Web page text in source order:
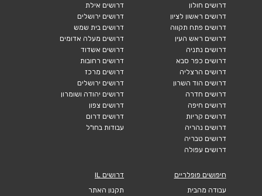
דרושים חולון
דרושים ראשון לציון
דרושים פתח תקווה
דרושים ראש העין
דרושים נתניה
דרושים כפר סבא
דרושים הרצליה
דרושים הוד השרון
דרושים חדרה
דרושים חיפה
דרושים קריות
דרושים נהריה
דרושים טבריה
דרושים עפולה
דרושים אילת
דרושים ירושלים
דרושים בית שמש
דרושים מעלה אדומים
דרושים אשדוד
דרושים רחובות
דרושים מרכז
דרושים ירושלים
דרושים יהודה ושומרון
דרושים צפון
דרושים דרום
עבודות בחו"ל
חיפושים פופלריים
עבודה מהבית
דרושים IL
תקנון האתר